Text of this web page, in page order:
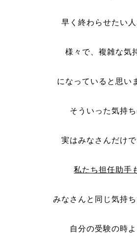
早く終わらせたい
様々で、複雑な気
になっていると思い
そういった気持
実はみなさんだけで
私たち担任助手
みなさんと同じ気持ち
自分の受験の時よ